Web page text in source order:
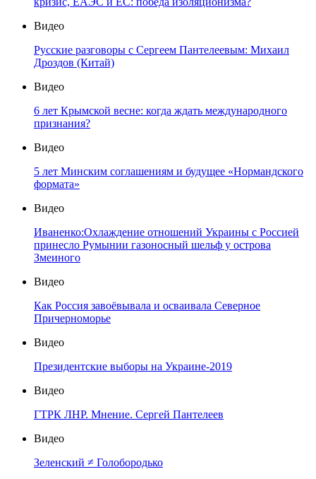
Видео
Русские разговоры с Сергеем Пантелеевым: Михаил
Дроздов (Китай)
Видео
6 лет Крымской весне: когда ждать международного
признания?
Видео
5 лет Минским соглашениям и будущее «Нормандского
формата»
Видео
Иваненко:Охлаждение отношений Украины с Россией
принесло Румынии газоносный шельф у острова
Змеиного
Видео
Как Россия завоёвывала и осваивала Северное
Причерноморье
Видео
Президентские выборы на Украине-2019
Видео
ГТРК ЛНР. Мнение. Сергей Пантелеев
Видео
Зеленский ≠ Голобородько